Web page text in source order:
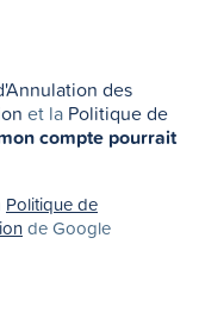
des
et la Politique de
compte pourrait
Politique de
de Google